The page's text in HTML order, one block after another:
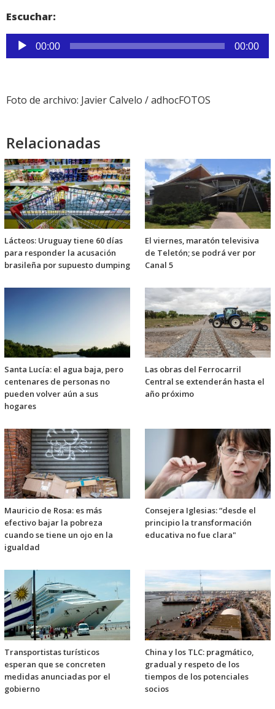
Escuchar:
Reproductor
de
00:00 00:00
Foto de archivo: Javier Calvelo / adhocFOTOS
Relacionadas
Lácteos: Uruguay tiene 60 días
para responder la acusación
brasileña por supuesto dumping
El viernes, maratón televisiva
de Teletón; se podrá ver por
Canal 5
Santa Lucía: el agua baja, pero
centenares de personas no
pueden volver aún a sus
hogares
Las obras del Ferrocarril
Central se extenderán hasta el
año próximo
Mauricio de Rosa: es más
efectivo bajar la pobreza
cuando se tiene un ojo en la
igualdad
Consejera Iglesias: “desde el
principio la transformación
educativa no fue clara"
Transportistas turísticos
esperan que se concreten
medidas anunciadas por el
gobierno
China y los TLC: pragmático,
gradual y respeto de los
tiempos de los potenciales
socios